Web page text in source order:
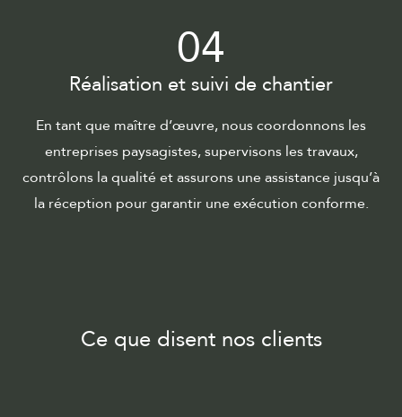
04
Réalisation et suivi de chantier
En tant que maître d’œuvre, nous coordonnons les
entreprises paysagistes, supervisons les travaux,
contrôlons la qualité et assurons une assistance jusqu’à
la réception pour garantir une exécution conforme.
Ce que disent nos clients